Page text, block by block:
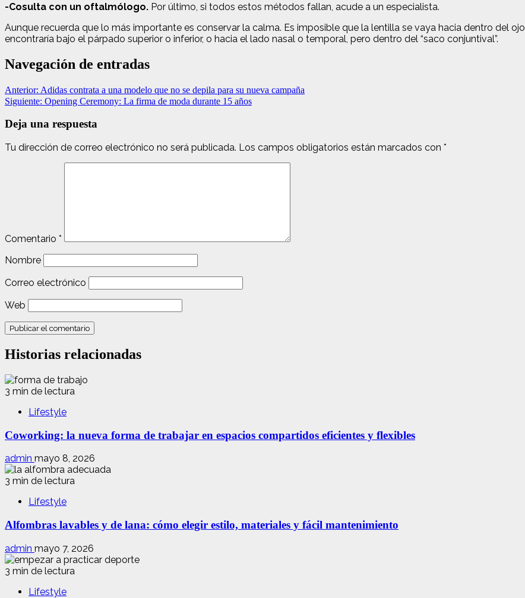
-Cosulta con un oftalmólogo. Por último, si todos estos métodos fallan, acude a un especialista.
Aunque recuerda que lo más importante es conservar la calma. Es imposible que la lentilla se vaya hacia dentro del
encontraría bajo el párpado superior o inferior, o hacia el lado nasal o temporal, pero dentro del “saco conjuntival”.
Navegación de entradas
Anterior: Adidas contrata a una modelo que no se depila para su nueva campaña
Siguiente: Opening Ceremony: La firma de moda durante 15 años
Deja una respuesta
Tu dirección de correo electrónico no será publicada. Los campos obligatorios están marcados con *
Comentario *
Nombre
Correo electrónico
Web
Historias relacionadas
3 min de lectura
Lifestyle
Coworking: la nueva forma de trabajar en espacios compartidos eficientes y flexibles
admin mayo 8, 2026
3 min de lectura
Lifestyle
Alfombras lavables y de lana: cómo elegir estilo, materiales y fácil mantenimiento
admin mayo 7, 2026
3 min de lectura
Lifestyle